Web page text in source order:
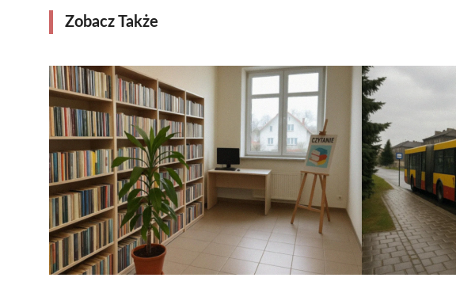
Zobacz Także